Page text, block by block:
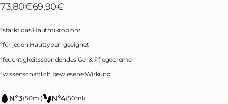
Verkaufspreis
69,90€Regulärer
Preis
73,80€
°stärkt das Hautmikrobiom
°für jeden Hauttypen geeignet
°feuchtigkeitsspendendes Gel & Pflegecreme
°wissenschaftlich bewiesene Wirkung
N°3(50ml) N°4(50ml)